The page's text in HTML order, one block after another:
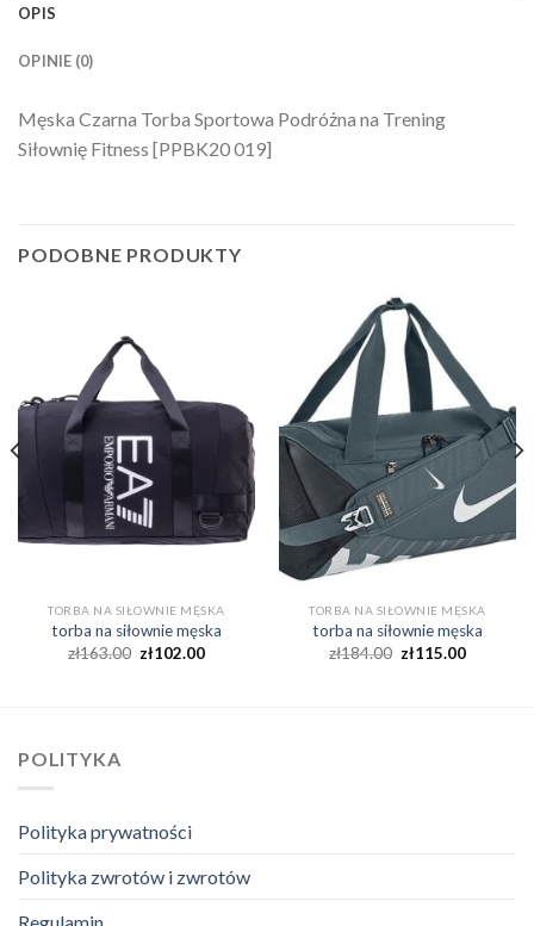
OPIS
OPINIE (0)
Męska Czarna Torba Sportowa Podróżna na Trening
Siłownię Fitness [PPBK20 019]
PODOBNE PRODUKTY
TORBA NA SIŁOWNIE MĘSKA
torba na siłownie męska
zł163.00 zł102.00
TORBA NA SIŁOWNIE MĘSKA
torba na siłownie męska
zł184.00 zł115.00
POLITYKA
Polityka prywatności
Polityka zwrotów i zwrotów